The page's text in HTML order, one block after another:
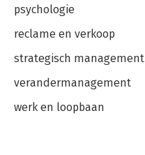
psychologie
reclame en verkoop
strategisch management
verandermanagement
werk en loopbaan